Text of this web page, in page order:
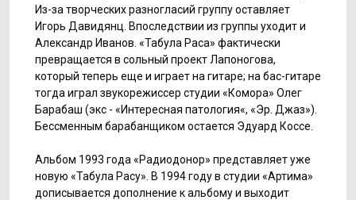
Из-за творческих разногласий группу оставляет
Игорь Давидянц. Впоследствии из группы уходит и
Александр Иванов. «Табула Раса» фактически
превращается в сольный проект Лапоногова,
который теперь еще и играет на гитаре; на бас-гитаре
тогда играл звукорежиссер студии «Комора» Олег
Барабаш (экс - «Интересная патология«, «Эр. Джаз»).
Бессменным барабанщиком остается Эдуард Коссе.
Альбом 1993 года «Радиодонор» представляет уже
новую «Табула Расу». В 1994 году в студии «Артима»
дописывается дополнение к альбому и выходит